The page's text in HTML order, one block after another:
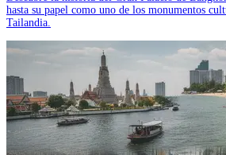
hasta su papel como uno de los monumentos
Tailandia.